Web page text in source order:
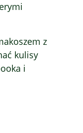
z
kulisy
i